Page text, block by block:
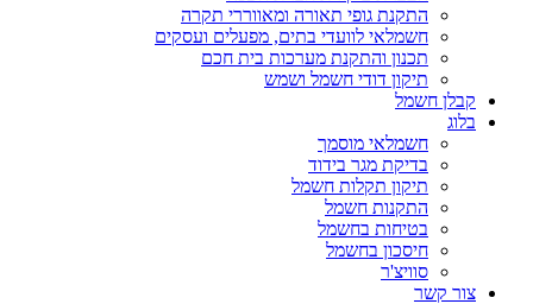
התקנת גופי תאורה ומאווררי תקרה
חשמלאי לוועדי בתים, מפעלים ועסקים
תכנון והתקנת מערכות בית חכם
תיקון דודי חשמל ושמש
קבלן חשמל
בלוג
חשמלאי מוסמך
בדיקת מגר בידוד
תיקון תקלות חשמל
התקנות חשמל
בטיחות בחשמל
חיסכון בחשמל
סוויצ'ר
צור קשר